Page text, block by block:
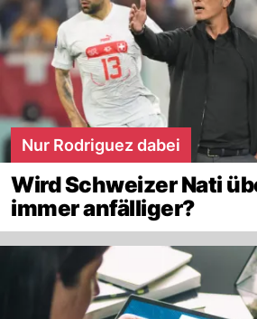
Nur Rodriguez dabei
Wird Schweizer Nati
immer anfälliger?